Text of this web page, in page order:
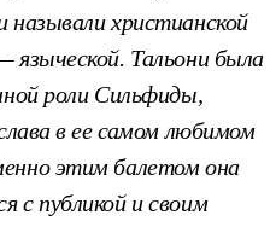
христианской
языческой. Тальони была
роли Сильфиды,
в ее самом любимом
этим балетом она
с публикой и своим